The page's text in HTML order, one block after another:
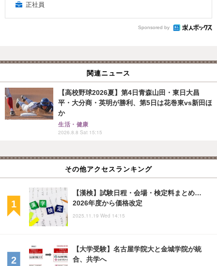
正社員
Sponsored by
関連ニュース
【高校野球2026夏】第4日青森山田・東日大昌
平・大分商・英明が勝利、第5日は花巻東vs新田ほ
か
生活・健康
2026.8.8 Sat 15:15
その他アクセスランキング
【漢検】試験日程・会場・検定料まとめ…
2026年度から価格改定
2025.11.19 Wed 14:15
【大学受験】名古屋学院大と金城学院が統
合、共学へ